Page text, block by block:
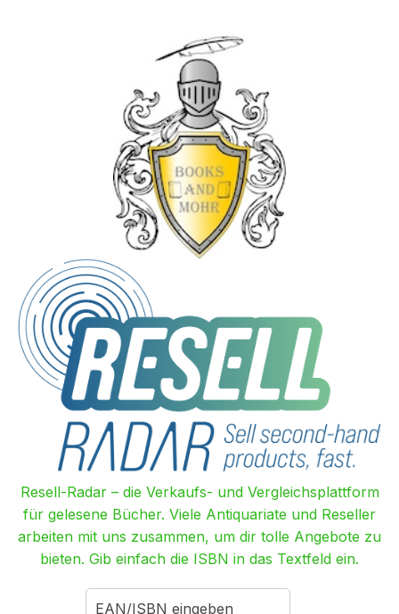
Resell-Radar – die Verkaufs- und Vergleichsplattform
für gelesene Bücher. Viele Antiquariate und Reseller
arbeiten mit uns zusammen, um dir tolle Angebote zu
bieten. Gib einfach die ISBN in das Textfeld ein.